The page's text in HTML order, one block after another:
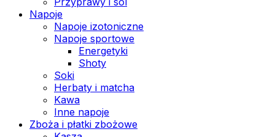
Napoje
Napoje izotoniczne
Napoje sportowe
Energetyki
Shoty
Soki
Herbaty i matcha
Kawa
Inne napoje
Zboża i płatki zbożowe